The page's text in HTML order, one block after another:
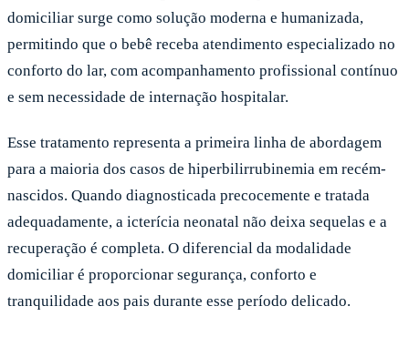
domiciliar surge como solução moderna e humanizada,
permitindo que o bebê receba atendimento especializado no
conforto do lar, com acompanhamento profissional contínuo
e sem necessidade de internação hospitalar.
Esse tratamento representa a primeira linha de abordagem
para a maioria dos casos de hiperbilirrubinemia em recém-
nascidos. Quando diagnosticada precocemente e tratada
adequadamente, a icterícia neonatal não deixa sequelas e a
recuperação é completa. O diferencial da modalidade
domiciliar é proporcionar segurança, conforto e
tranquilidade aos pais durante esse período delicado.